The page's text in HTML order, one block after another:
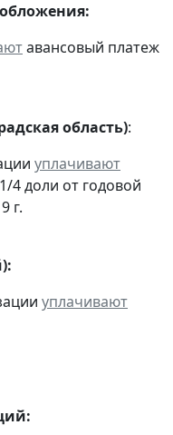
авансовый платеж
область):
уплачивают
4 доли от годовой
г.
уплачивают